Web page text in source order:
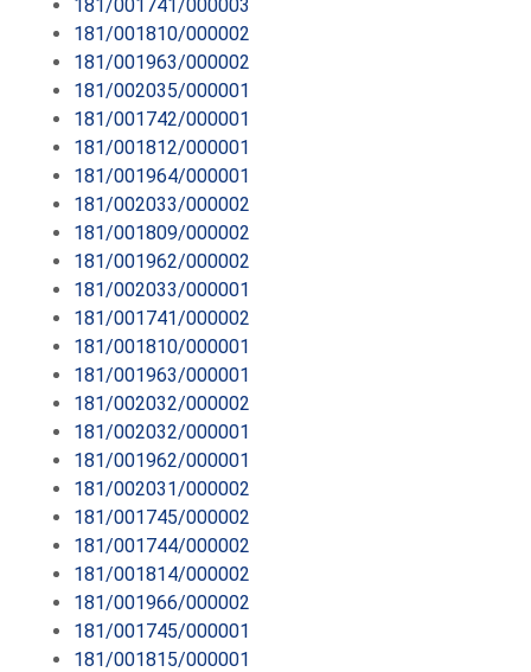
181/001741/000003
181/001810/000002
181/001963/000002
181/002035/000001
181/001742/000001
181/001812/000001
181/001964/000001
181/002033/000002
181/001809/000002
181/001962/000002
181/002033/000001
181/001741/000002
181/001810/000001
181/001963/000001
181/002032/000002
181/002032/000001
181/001962/000001
181/002031/000002
181/001745/000002
181/001744/000002
181/001814/000002
181/001966/000002
181/001745/000001
181/001815/000001